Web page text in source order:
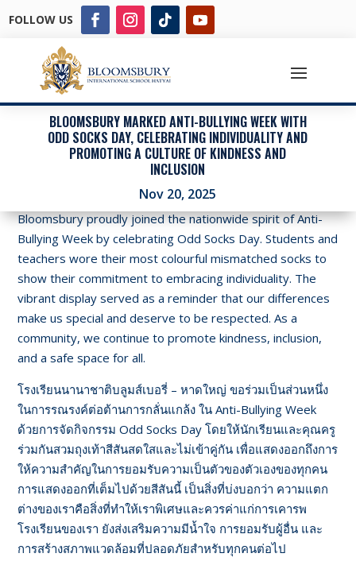
FOLLOW US
BLOOMSBURY MARKED ANTI-BULLYING WEEK WITH
ODD SOCKS DAY, CELEBRATING INDIVIDUALITY AND
PROMOTING A CULTURE OF KINDNESS AND
INCLUSION
Nov 20, 2025
Bloomsbury proudly joined the nationwide spirit of Anti-
Bullying Week by celebrating Odd Socks Day. Students and
teachers wore their most colourful mismatched socks to
show their commitment to embracing individuality. The
vibrant display served as a reminder that our differences
make us special and deserve to be respected. As a
community, we continue to promote kindness, inclusion,
and a safe space for all.
โรงเรียนนานาชาติบลูมส์เบอรี่ – หาดใหญ่ ขอร่วมเป็นส่วนหนึ่ง
ในการรณรงค์ต่อต้านการกลั่นแกล้ง ใน Anti-Bullying Week
ด้วยการจัดกิจกรรม Odd Socks Day โดยให้นักเรียนและคุณครู
ร่วมกันสวมถุงเท้าสีสันสดใสและไม่เข้าคู่กัน เพื่อแสดงออกถึงการ
ให้ความสำคัญในการยอมรับความเป็นตัวของตัวเองของทุกคน
การแสดงออกที่เต็มไปด้วยสีสันนี้ เป็นสิ่งที่บ่งบอกว่า ความแตก
ต่างของเราคือสิ่งที่ทำให้เราพิเศษและควรค่าแก่การเคารพ
โรงเรียนของเรา ยังส่งเสริมความมีน้ำใจ การยอมรับผู้อื่น และ
การสร้างสภาพแวดล้อมที่ปลอดภัยสำหรับทุกคนต่อไป